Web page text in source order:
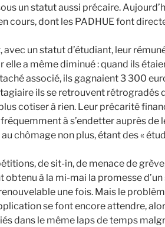
un statut aussi précaire.
cours, dont les PADHUE font
avec un statut d’étudiant, leur
elle a même diminué : quand ils
associé, ils gagnaient 3 300
ils se retrouvent rétrogradés
cotiser à rien. Leur précarité
à s’endetter auprès de
chômage non plus, étant des «
de sit-in, de menace de
obtenu à la mi-mai la promesse
une fois. Mais le
se font encore attendre,
dans le même laps de temps